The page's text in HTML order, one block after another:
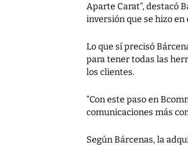
Aparte Carat”, destacó
inversión que se hizo
Lo que sí precisó
para tener todas las
los clientes.
“Con este paso en
comunicaciones más
Según Bárcenas, la